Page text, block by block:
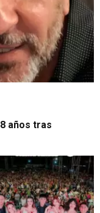
años tras